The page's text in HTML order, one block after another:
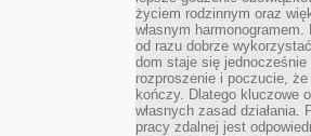
życiem rodzinnym oraz
własnym
od razu dobrze
dom staje się jednocześnie
rozproszenie i poczucie,
kończy. Dlatego kluczowe
własnych zasad działania.
pracy zdalnej jest